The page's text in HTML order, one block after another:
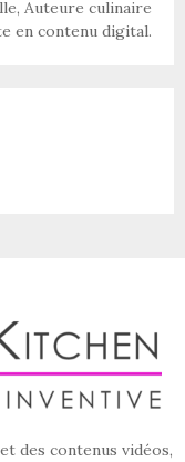
Auteure culinaire
en contenu digital.
des contenus vidéos,